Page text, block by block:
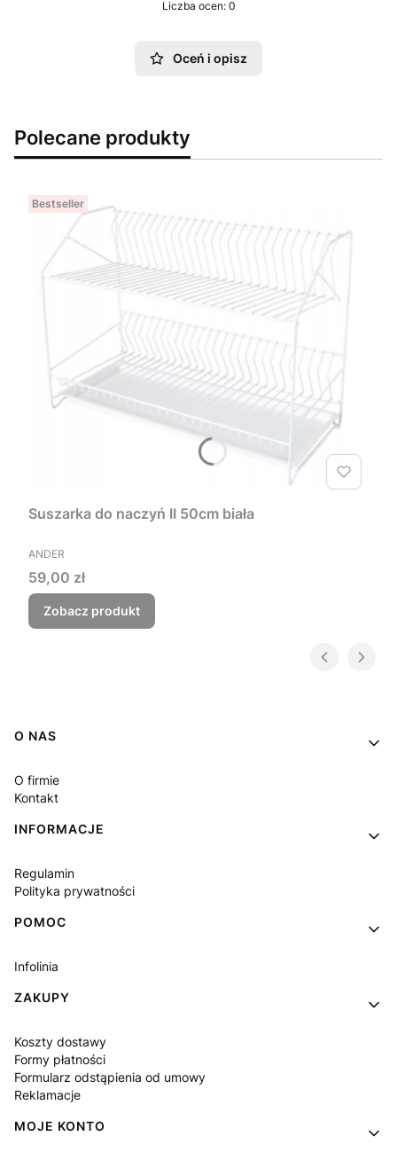
Liczba ocen: 0
Oceń i opisz
Polecane produkty
Bestseller
Suszarka do naczyń II 50cm biała
PRODUCENT
ANDER
Cena
59,00 zł
Zobacz produkt
Linki w stopce
O NAS
O firmie
Kontakt
INFORMACJE
Regulamin
Polityka prywatności
POMOC
Infolinia
ZAKUPY
Koszty dostawy
Formy płatności
Formularz odstąpienia od umowy
Reklamacje
MOJE KONTO